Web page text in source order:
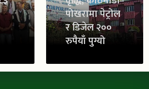
पोखरामा पेट्रोल
र डिजेल २००
रुपैयाँ पुग्यो